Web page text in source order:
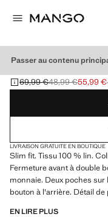
Passer au contenu
PANTALON
Prix initial barré [69,99 € ]
69,99 €
Deuxième prix barré
48,99 €
Prix actuel [55,99 € ]55,99 €
Choisissez une couleur
LIVRAISON GRATUITE EN BOUTIQUE
Slim fit. Tissu 100 % lin.
Fermeture avant à double
monnaie. Deux poches
bouton à l'arrière. Détail
EN LIRE PLUS